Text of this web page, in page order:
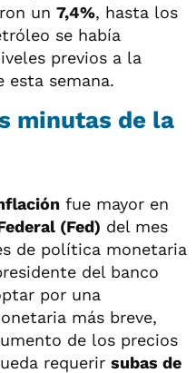
un 7,4%, hasta los
se había
previos a la
esta semana.
minutas de la
fue mayor en
(Fed) del mes
de política monetaria
del banco
por una
más breve,
de los precios
requerir subas de